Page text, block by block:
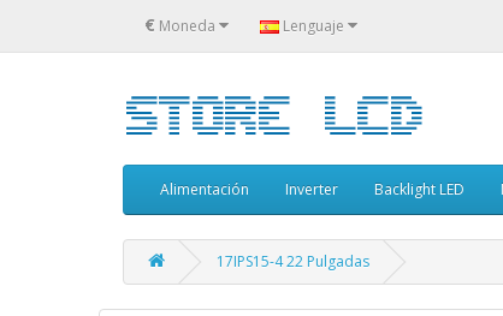
€ Moneda Lenguaje
Alimentación Inverter Backlight LED
17IPS15-4 22 Pulgadas